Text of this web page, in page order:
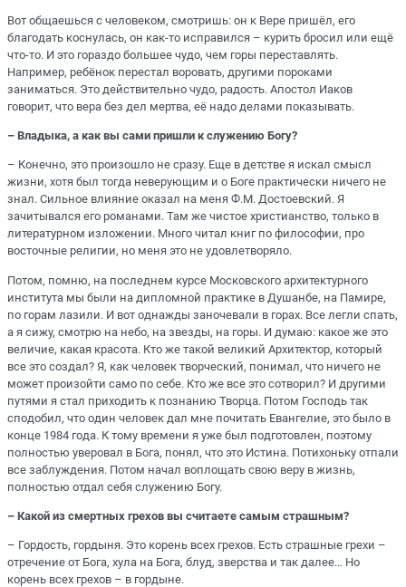
Вот общаешься с человеком, смотришь: он к Вере пришёл, его
благодать коснулась, он как-то исправился – курить бросил или ещё
что-то. И это гораздо большее чудо, чем горы переставлять.
Например, ребёнок перестал воровать, другими пороками
заниматься. Это действительно чудо, радость. Апостол Иаков
говорит, что вера без дел мертва, её надо делами показывать.
– Владыка, а как вы сами пришли к служению Богу?
– Конечно, это произошло не сразу. Еще в детстве я искал смысл
жизни, хотя был тогда неверующим и о Боге практически ничего не
знал. Сильное влияние оказал на меня Ф.М. Достоевский. Я
зачитывался его романами. Там же чистое христианство, только в
литературном изложении. Много читал книг по философии, про
восточные религии, но меня это не удовлетворяло.
Потом, помню, на последнем курсе Московского архитектурного
института мы были на дипломной практике в Душанбе, на Памире,
по горам лазили. И вот однажды заночевали в горах. Все легли спать,
а я сижу, смотрю на небо, на звезды, на горы. И думаю: какое же это
величие, какая красота. Кто же такой великий Архитектор, который
все это создал? Я, как человек творческий, понимал, что ничего не
может произойти само по себе. Кто же все это сотворил? И другими
путями я стал приходить к познанию Творца. Потом Господь так
сподобил, что один человек дал мне почитать Евангелие, это было в
конце 1984 года. К тому времени я уже был подготовлен, поэтому
полностью уверовал в Бога, понял, что это Истина. Потихоньку отпали
все заблуждения. Потом начал воплощать свою веру в жизнь,
полностью отдал себя служению Богу.
– Какой из смертных грехов вы считаете самым страшным?
– Гордость, гордыня. Это корень всех грехов. Есть страшные грехи –
отречение от Бога, хула на Бога, блуд, зверства и так далее… Но
корень всех грехов – в гордыне.